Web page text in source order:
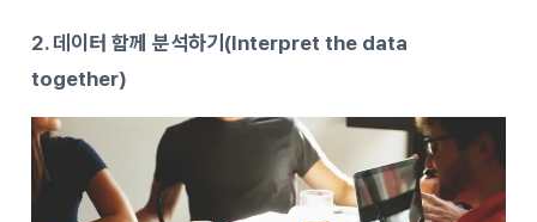
2. 데이터 함께 분석하기(Interpret the data
together)